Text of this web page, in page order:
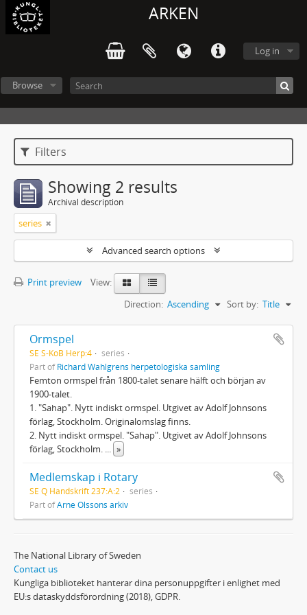
ARKEN
Log in
Browse
Filters
Showing 2 results
Archival description
series
Advanced search options
Print preview
View:
Sort by: Title
Direction: Ascending
Ormspel
SE S-KoB Herp:4
series
Part ofRichard Wahlgrens herpetologiska samling
Femton ormspel från 1800-talet senare hälft och början av
1900-talet.
1. "Sahap". Nytt indiskt ormspel. Utgivet av Adolf Johnsons
förlag, Stockholm. Originalomslag finns.
2. Nytt indiskt ormspel. "Sahap". Utgivet av Adolf Johnsons
förlag, Stockholm.
»
Medlemskap i Rotary
SE Q Handskrift 237:A:2
series
Part ofArne Olssons arkiv
The National Library of Sweden
Contact us
Kungliga biblioteket hanterar dina personuppgifter i enlighet med
EU:s dataskyddsförordning (2018), GDPR.